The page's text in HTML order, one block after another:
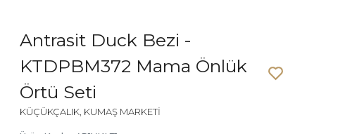
Antrasit Duck Bezi -
KTDPBM372 Mama Önlük
Örtü Seti
KÜÇÜKÇALIK, KUMAŞ MARKETİ